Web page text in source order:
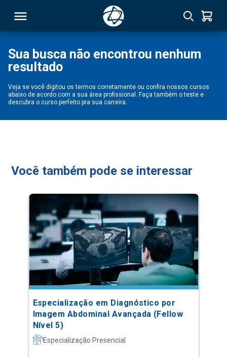
Sua busca não encontrou nenhum
resultado
Veja se você digitou os termos corretamente ou confira nossos cursos
abaixo de acordo com a sua área profissional. Faça também o teste e
descubra o curso perfeito pra sua carreira.
Você também pode se interessar
Especialização em Diagnóstico por
Imagem Abdominal Avançada (Fellow
Nível 5)
Especialização Presencial